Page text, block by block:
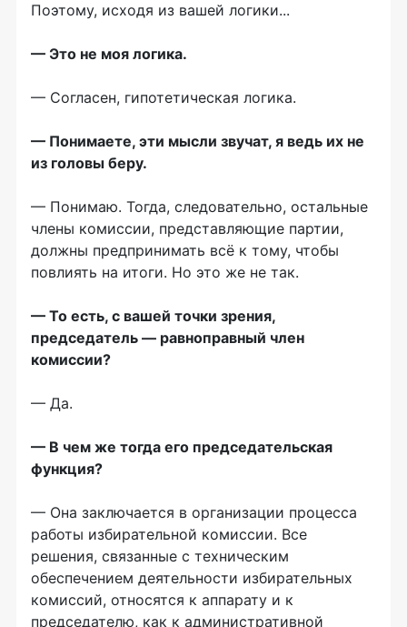
Поэтому, исходя из вашей логики...
— Это не моя логика.
— Согласен, гипотетическая логика.
— Понимаете, эти мысли звучат, я ведь их не
из головы беру.
— Понимаю. Тогда, следовательно, остальные
члены комиссии, представляющие партии,
должны предпринимать всё к тому, чтобы
повлиять на итоги. Но это же не так.
— То есть, с вашей точки зрения,
председатель — равноправный член
комиссии?
— Да.
— В чем же тогда его председательская
функция?
— Она заключается в организации процесса
работы избирательной комиссии. Все
решения, связанные с техническим
обеспечением деятельности избирательных
комиссий, относятся к аппарату и к
председателю, как к административной